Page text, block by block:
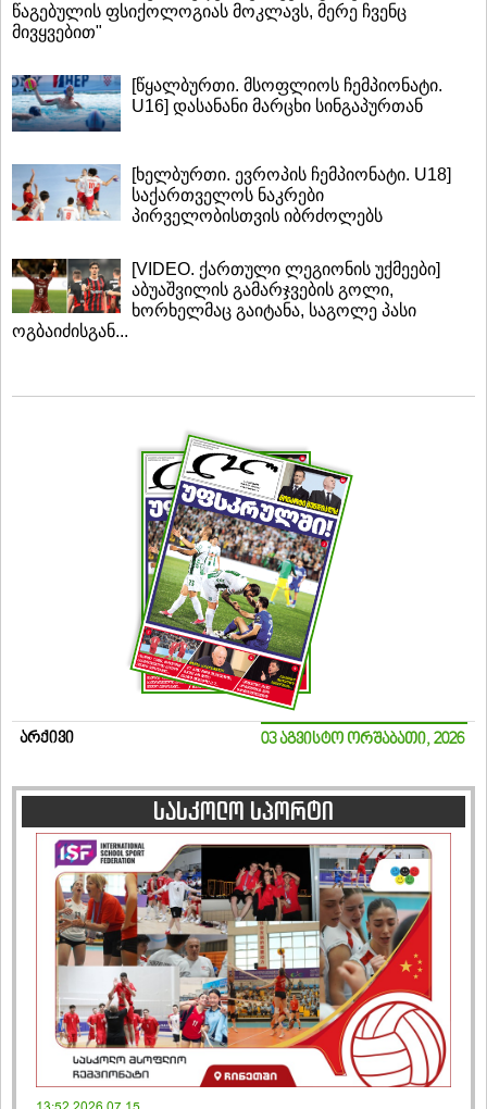
წაგებულის ფსიქოლოგიას მოკლავს, მერე ჩვენც
მივყვებით"
[წყალბურთი. მსოფლიოს ჩემპიონატი.
U16] დასანანი მარცხი სინგაპურთან
[ხელბურთი. ევროპის ჩემპიონატი. U18]
საქართველოს ნაკრები
პირველობისთვის იბრძოლებს
[VIDEO. ქართული ლეგიონის უქმეები]
აბუაშვილის გამარჯვების გოლი,
ხორხელმაც გაიტანა, საგოლე პასი
ოგბაიძისგან...
არქივი 03 აგვისტო ორშაბათი, 2026
სასკოლო სპორტი